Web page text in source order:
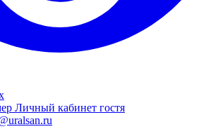
Личный кабинет гостя